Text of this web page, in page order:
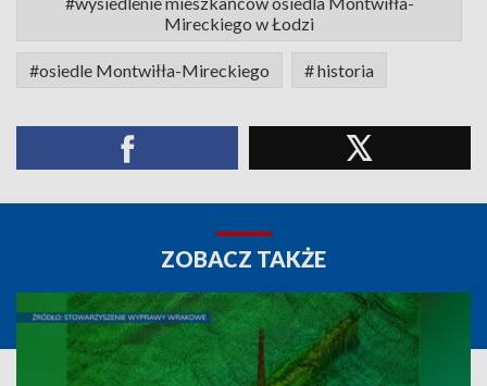
Mireckiego w Łodzi
#osiedle Montwiłła-Mireckiego # historia
ZOBACZ TAKŻE